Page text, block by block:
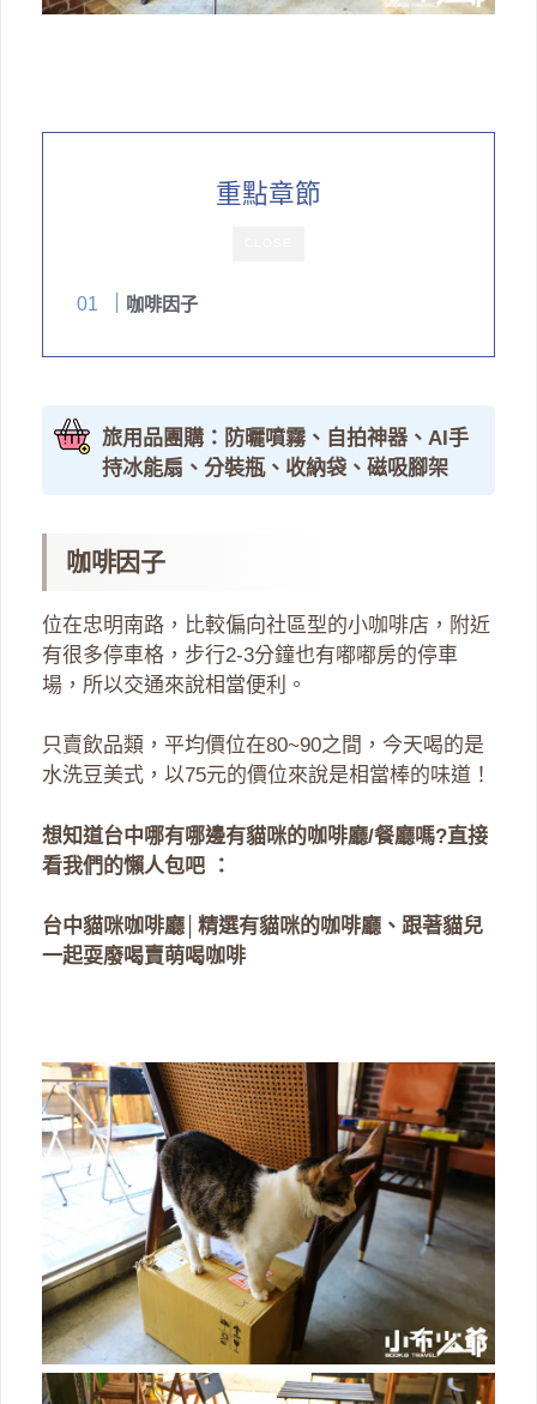
重點章節
咖啡因子
旅用品團購：防曬噴霧、自拍神器、AI手
持冰能扇、分裝瓶、收納袋、磁吸腳架
咖啡因子
位在忠明南路，比較偏向社區型的小咖啡店，附近
有很多停車格，步行2-3分鐘也有嘟嘟房的停車
場，所以交通來說相當便利。
只賣飲品類，平均價位在80~90之間，今天喝的是
水洗豆美式，以75元的價位來說是相當棒的味道！
想知道台中哪有哪邊有貓咪的咖啡廳/餐廳嗎?直接
看我們的懶人包吧 ：
台中貓咪咖啡廳│精選有貓咪的咖啡廳、跟著貓兒
一起耍廢喝賣萌喝咖啡